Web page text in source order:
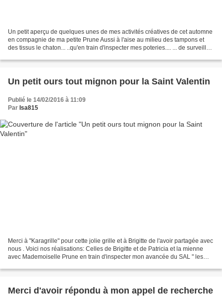
Un petit aperçu de quelques unes de mes activités créatives de cet automne
en compagnie de ma petite Prune Aussi à l'aise au milieu des tampons et
des tissus le chaton... ..qu'en train d'inspecter mes poteries.... ... de surveiller
Un petit ours tout mignon pour la Saint Valentin
Publié le 14/02/2016 à 11:09
Par Isa815
Merci à "Karagrille" pour cette jolie grille et à Brigitte de l'avoir partagée avec
nous . Voici nos réalisations: Celles de Brigitte et de Patricia et la mienne
avec Mademoiselle Prune en train d'inspecter mon avancée du SAL " les
Merci d'avoir répondu à mon appel de recherche